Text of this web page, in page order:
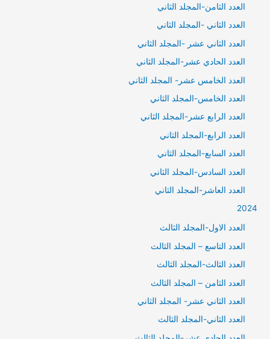
العدد الثامن-المجلد الثاني
العدد الثاني -المجلد الثاني
العدد الثاني عشر -المجلد الثاني
العدد الحادي عشر-المجلد الثاني
العدد الخامس عشر- المجلد الثاني
العدد الخامس-المجلد الثاني
العدد الرابع عشر-المجلد الثاني
العدد الرابع-المجلد الثاني
العدد السابع-المجلد الثاني
العدد السادس-المجلد الثاني
العدد العاشر-المجلد الثاني
2024
العدد الاول-المجلد الثالث
العدد التاسع – المجلد الثالث
العدد الثالث-المجلد الثالث
العدد الثامن – المجلد الثالث
العدد الثاني عشر- المجلد الثاني
العدد الثاني-المجلد الثالث